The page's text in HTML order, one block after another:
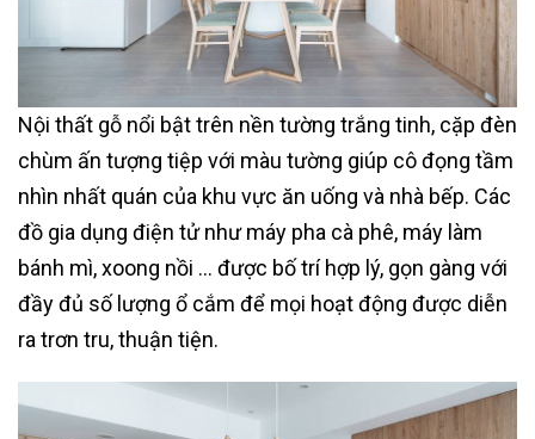
Nội thất gỗ nổi bật trên nền tường trắng tinh, cặp đèn
chùm ấn tượng tiệp với màu tường giúp cô đọng tầm
nhìn nhất quán của khu vực ăn uống và nhà bếp. Các
đồ gia dụng điện tử như máy pha cà phê, máy làm
bánh mì, xoong nồi … được bố trí hợp lý, gọn gàng với
đầy đủ số lượng ổ cắm để mọi hoạt động được diễn
ra trơn tru, thuận tiện.